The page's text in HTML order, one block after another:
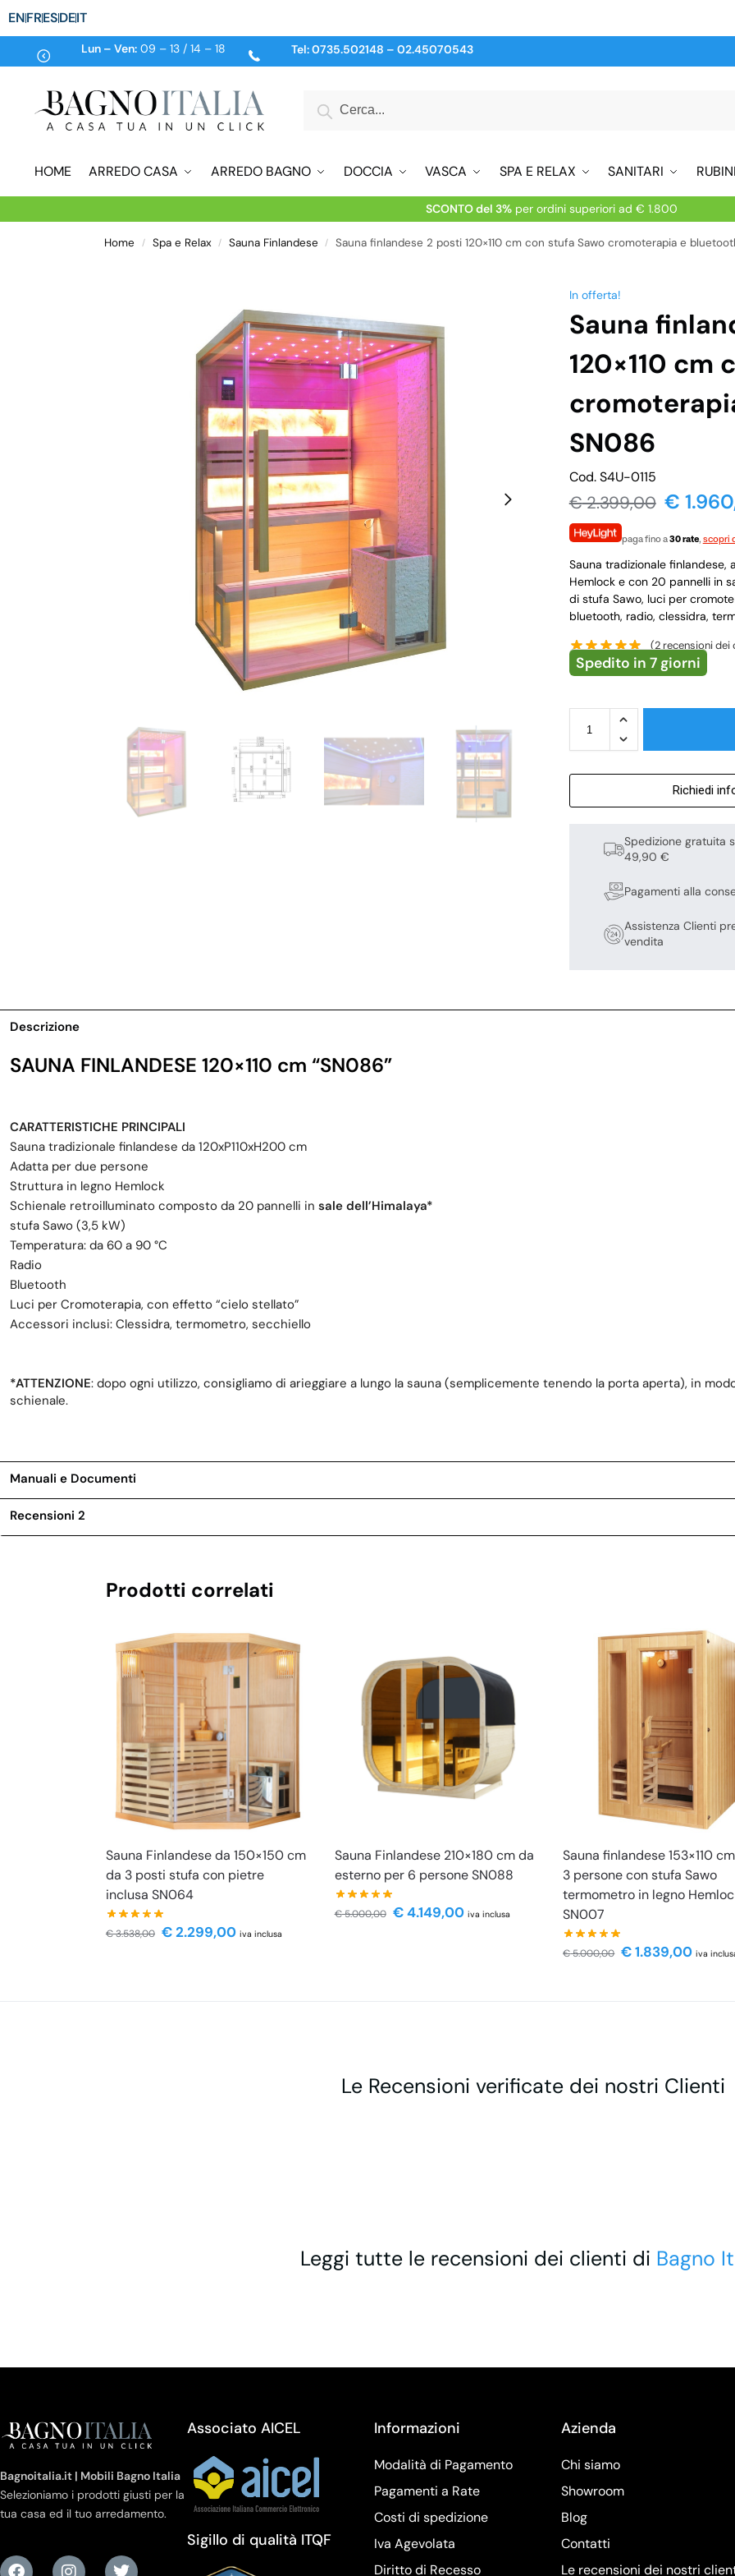
ENFRESDEIT
Lun – Ven:09 – 13 / 14 – 18 Tel:0735.502148 – 02.45070543
HOME ARREDO CASA ARREDO BAGNO DOCCIA VASCA SPA E RELAX SANITARI
SCONTO del 3%per ordini superiori ad € 1.800
Home / Spa e Relax / Sauna Finlandese / Sauna finlandese 2 posti 120×110 cm con stufa Sawo cromoterapia e
In offerta!
Sauna
120×110 cm
SN086
Cod. S4U-0115
€2.399,00 €
paga fino a30 rate, scopri
Sauna tradizionale finlandese,
Hemlock e con 20 pannelli in
di stufa Sawo, luci per
bluetooth, radio, clessidra,
(2 recensioni dei
Spedito in 7 giorni
Richiedi
Spedizione gratuita
49,90 €
Pagamenti alla
Assistenza Clienti
vendita
Descrizione
SAUNA FINLANDESE 120×110 cm “SN086”
CARATTERISTICHE PRINCIPALI
Sauna tradizionale finlandese da 120xP110xH200 cm
Adatta per due persone
Struttura in legno Hemlock
Schienale retroilluminato composto da 20 pannelli in sale dell’Himalaya*
stufa Sawo (3,5 kW)
Temperatura: da 60 a 90 °C
Radio
Bluetooth
Luci per Cromoterapia, con effetto “cielo stellato”
Accessori inclusi: Clessidra, termometro, secchiello
*ATTENZIONE: dopo ogni utilizzo, consigliamo di arieggiare a lungo la sauna (semplicemente tenendo la porta aperta), in
schienale.
Manuali e Documenti
Recensioni 2
Prodotti correlati
Sauna Finlandese da 150×150 cm
da 3 posti stufa con pietre
inclusa SN064
€3.538,00 €2.299,00 iva inclusa
Sauna Finlandese 210×180 cm da
esterno per 6 persone SN088
€5.000,00 €4.149,00 iva inclusa
Sauna finlandese 153×110
3 persone con stufa Sawo
termometro in legno
SN007
€5.000,00 €1.839,00 iva
Le Recensioni verificate dei nostri Clienti
Leggi tutte le recensioni dei clienti di Bagno
Bagnoitalia.it | Mobili Bagno Italia
Selezioniamo i prodotti giusti per la
tua casa ed il tuo arredamento.
Associato AICEL
Sigillo di qualità ITQF
Informazioni
Modalità di Pagamento
Pagamenti a Rate
Costi di spedizione
Iva Agevolata
Diritto di Recesso
Azienda
Chi siamo
Showroom
Blog
Contatti
Le recensioni dei nostri